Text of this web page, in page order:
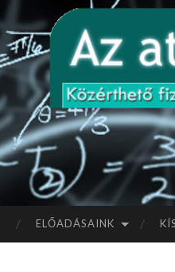
ELŐADÁSAINK